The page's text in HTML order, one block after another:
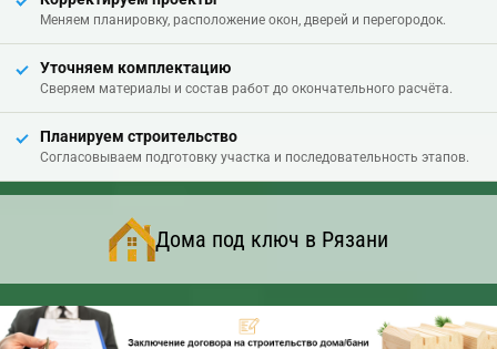
Меняем планировку, расположение окон, дверей и перегородок.
Уточняем комплектацию
Сверяем материалы и состав работ до окончательного расчёта.
Планируем строительство
Согласовываем подготовку участка и последовательность этапов.
Дома под ключ в Рязани